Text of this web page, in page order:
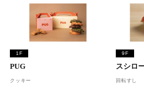
1F
PUG
クッキー
9F
スシロ
回転すし